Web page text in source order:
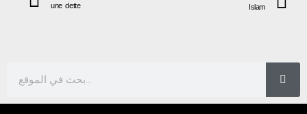
une dette
Islam